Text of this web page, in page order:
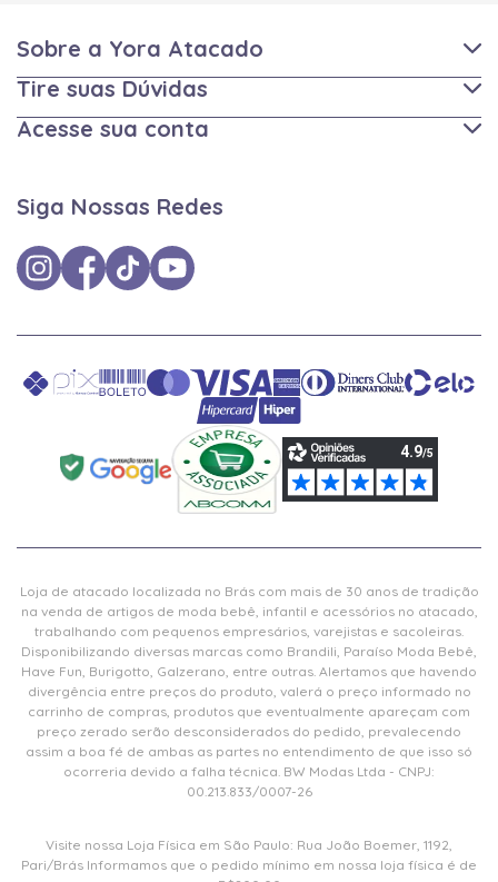
Sobre a Yora Atacado
Tire suas Dúvidas
Acesse sua conta
Siga Nossas Redes
Loja de atacado localizada no Brás com mais de 30 anos de tradição
na venda de artigos de moda bebê, infantil e acessórios no atacado,
trabalhando com pequenos empresários, varejistas e sacoleiras.
Disponibilizando diversas marcas como Brandili, Paraíso Moda Bebê,
Have Fun, Burigotto, Galzerano, entre outras. Alertamos que havendo
divergência entre preços do produto, valerá o preço informado no
carrinho de compras, produtos que eventualmente apareçam com
preço zerado serão desconsiderados do pedido, prevalecendo
assim a boa fé de ambas as partes no entendimento de que isso só
ocorreria devido a falha técnica. BW Modas Ltda - CNPJ:
00.213.833/0007-26
Visite nossa Loja Física em São Paulo: Rua João Boemer, 1192,
Pari/Brás Informamos que o pedido mínimo em nossa loja física é de